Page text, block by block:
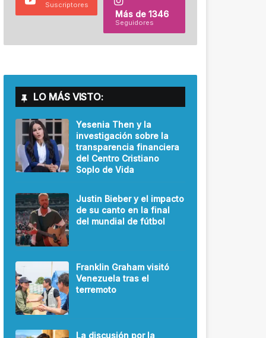
Suscriptores
Más de 1346
Seguidores
LO MÁS VISTO:
Yesenia Then y la
investigación sobre la
transparencia financiera
del Centro Cristiano
Soplo de Vida
Justin Bieber y el impacto
de su canto en la final
del mundial de fútbol
Franklin Graham visitó
Venezuela tras el
terremoto
La discusión por la